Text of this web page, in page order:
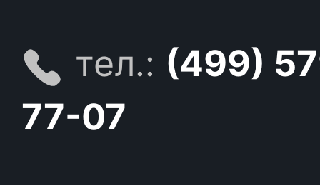
тел.: (499)
77-07